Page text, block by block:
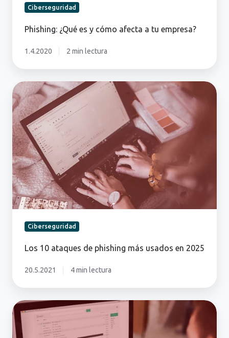
Ciberseguridad
Phishing: ¿Qué es y cómo afecta a tu empresa?
1.4.2020 2 min lectura
Los
10
ataques
de
phishing
más
usados
en
2025
Ciberseguridad
Los 10 ataques de phishing más usados en 2025
20.5.2021 4 min lectura
Seguridad
para
el